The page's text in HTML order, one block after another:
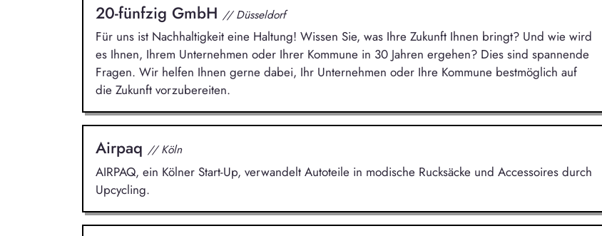
20-fünfzig GmbH // Düsseldorf
Für uns ist Nachhaltigkeit eine Haltung! Wissen Sie, was Ihre Zukunft Ihnen bringt? Und wie wird
es Ihnen, Ihrem Unternehmen oder Ihrer Kommune in 30 Jahren ergehen? Dies sind spannende
Fragen. Wir helfen Ihnen gerne dabei, Ihr Unternehmen oder Ihre Kommune bestmöglich auf
die Zukunft vorzubereiten.
Airpaq // Köln
AIRPAQ, ein Kölner Start-Up, verwandelt Autoteile in modische Rucksäcke und Accessoires durch
Upcycling.